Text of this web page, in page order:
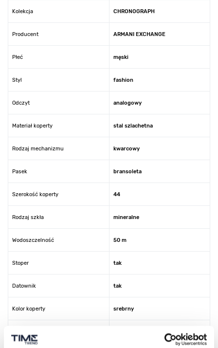
Kolekcja CHRONOGRAPH
Producent ARMANI EXCHANGE
Płeć męski
Styl fashion
Odczyt analogowy
Materiał koperty stal szlachetna
Rodzaj mechanizmu kwarcowy
Pasek bransoleta
Szerokość koperty 44
Rodzaj szkła mineralne
Wodoszczelność 50 m
Stoper tak
Datownik tak
Kolor koperty srebrny